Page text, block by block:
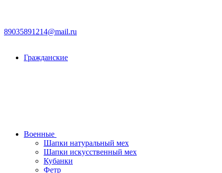
89035891214@mail.ru
Гражданские
Военные
Шапки натуральный мех
Шапки искусственный мех
Кубанки
Фетр